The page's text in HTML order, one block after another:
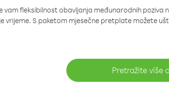
fleksibilnost obavljanja međunarodnih poziva
vrijeme. S paketom mjesečne pretplate možete
Pretražite više